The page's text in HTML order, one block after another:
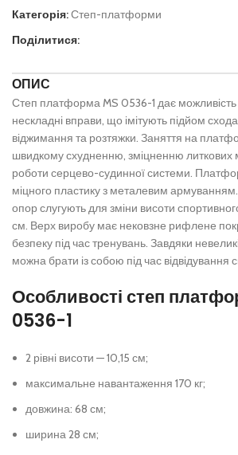
Категорія:Степ-платформи
Поділитися:
ОПИС
Степ платформа MS 0536-1 дає можливість
нескладні вправи, що імітують підйом
віджимання та розтяжки. Заняття на
швидкому схудненню, зміцненню литкових
роботи серцево-судинної системи.
міцного пластику з металевим
опор слугують для зміни висоти
см. Верх виробу має нековзне рифлене
безпеку під час тренувань. Завдяки
можна брати із собою під час відвідування
Особливості степ
0536-1
2 рівні висоти — 10,15 см;
максимальне навантаження 170 кг;
довжина: 68 см;
ширина 28 см;